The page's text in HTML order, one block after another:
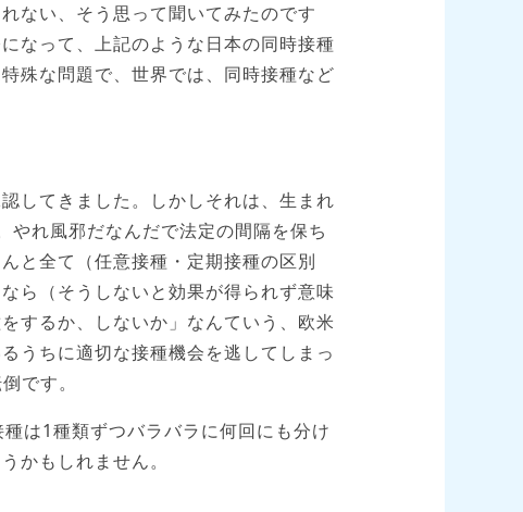
ない、そう思って聞いてみたのです
なって、上記のような日本の同時接種
殊な問題で、世界では、同時接種など
してきました。しかしそれは、生まれ
れ風邪だなんだで法定の間隔を保ち
と全て（任意接種・定期接種の区別
ら（そうしないと効果が得られず意味
するか、しないか」なんていう、欧米
うちに適切な接種機会を逃してしまっ
です。
は1種類ずつバラバラに何回にも分け
かもしれません。